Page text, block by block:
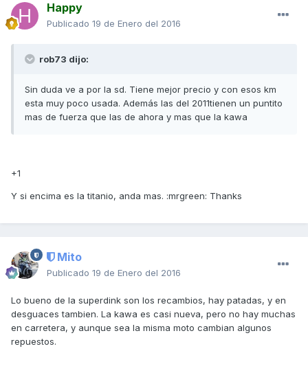
Happy
Publicado 19 de Enero del 2016
rob73 dijo:
Sin duda ve a por la sd. Tiene mejor precio y con esos km
esta muy poco usada. Además las del 2011tienen un puntito
mas de fuerza que las de ahora y mas que la kawa
+1
Y si encima es la titanio, anda mas. :mrgreen: Thanks
Mito
Publicado 19 de Enero del 2016
Lo bueno de la superdink son los recambios, hay patadas, y en
desguaces tambien. La kawa es casi nueva, pero no hay muchas
en carretera, y aunque sea la misma moto cambian algunos
repuestos.